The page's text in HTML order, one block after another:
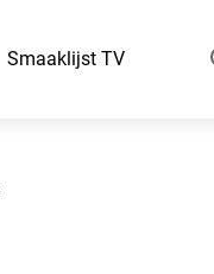
Smaaklijst TV